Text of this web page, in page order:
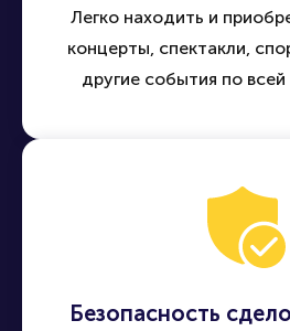
Легко находить и
концерты, спектакли,
другие события по
Безопасность